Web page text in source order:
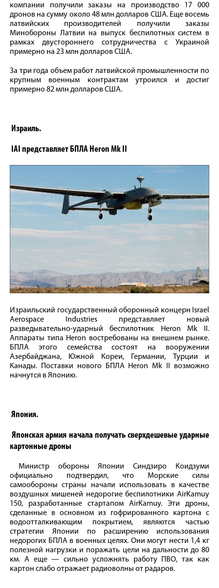
компании получили заказы на производство 17 000
дронов на сумму около 48 млн долларов США. Еще восемь
латвийских производителей получили заказы
Минобороны Латвии на выпуск беспилотных систем в
рамках двустороннего сотрудничества с Украиной
примерно на 23 млн долларов США.
За три года объем работ латвийской промышленности по
крупным военным контрактам утроился и достиг
примерно 82 млн долларов США.
Израиль.
IAI представляет БПЛА Heron Mk II
Израильский государственный оборонный концерн Israel
Aerospace Industries представляет новый
разведывательно-ударный беспилотник Heron Mk II.
Аппараты типа Heron востребованы на внешнем рынке.
БПЛА этого семейства состоят на вооружении
Азербайджана, Южной Кореи, Германии, Турции и
Канады. Поставки нового БПЛА Heron Mk II возможно
начнутся в Японию.
Япония.
Японская армия начала получать сверхдешевые ударные
картонные дроны
Министр обороны Японии Синдзиро Коидзуми
официально подтвердил, что Морские силы
самообороны страны начали использовать в качестве
воздушных мишеней недорогие беспилотники AirKamuy
150, разработанные стартапом AirKamuy. Эти дроны,
сделанные в основном из гофрированного картона с
водоотталкивающим покрытием, являются частью
стратегии Японии по расширению использования
недорогих БПЛА в военных целях. Они могут нести 1,4 кг
полезной нагрузки и поражать цели на дальности до 80
км. А еще — сильно усложнять работу ПВО, так как
картон слабо отражает радиоволны от радаров.